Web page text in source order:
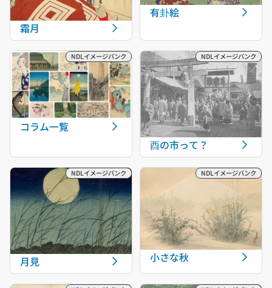
霜月
有卦絵
コラム一覧
酉の市って？
月見 小さな秋